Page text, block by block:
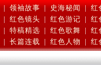
| 领袖故事 | 史海秘闻 | 红
红色镜头 红色游记 红
特稿精选 红色歌舞 红
长篇连载 红色人物 红